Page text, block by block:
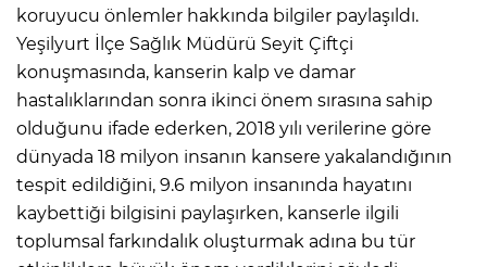
koruyucu önlemler hakkında bilgiler paylaşıldı.
Yeşilyurt İlçe Sağlık Müdürü Seyit Çiftçi
konuşmasında, kanserin kalp ve damar
hastalıklarından sonra ikinci önem sırasına sahip
olduğunu ifade ederken, 2018 yılı verilerine göre
dünyada 18 milyon insanın kansere yakalandığının
tespit edildiğini, 9.6 milyon insanında hayatını
kaybettiği bilgisini paylaşırken, kanserle ilgili
toplumsal farkındalık oluşturmak adına bu tür